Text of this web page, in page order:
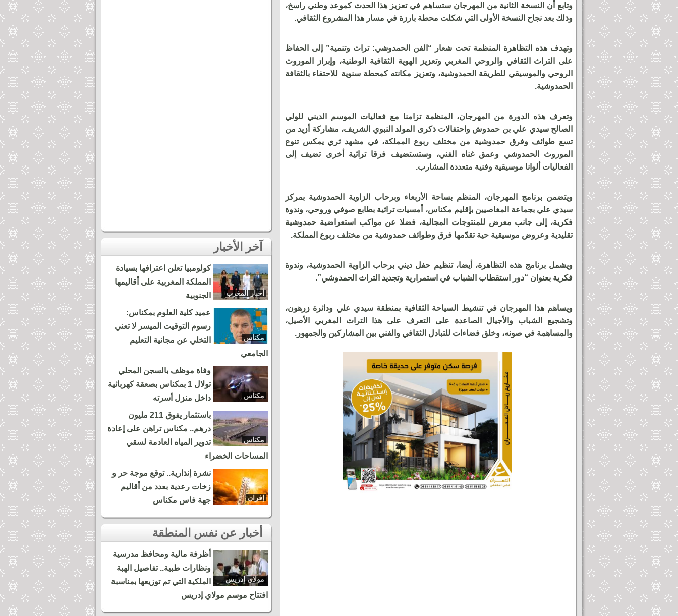
وتابع أن النسخة الثانية من المهرجان ستساهم في تعزيز هذا الحدث كموعد وطني راسخ،
وذلك بعد نجاح النسخة الأولى التي شكلت محطة بارزة في مسار هذا المشروع الثقافي.
وتهدف هذه التظاهرة المنظمة تحت شعار “الفن الحمدوشي: تراث وتنمية” إلى الحفاظ
على التراث الثقافي والروحي المغربي وتعزيز الهوية الثقافية الوطنية، وإبراز الموروث
الروحي والموسيقي للطريقة الحمدوشية، وتعزيز مكانته كمحطة سنوية للاحتفاء بالثقافة
الحمدوشية.
وتعرف هذه الدورة من المهرجان، المنظمة تزامنا مع فعاليات الموسم الديني للولي
الصالح سيدي علي بن حمدوش واحتفالات ذكرى المولد النبوي الشريف، مشاركة أزيد من
تسع طوائف وفرق حمدوشية من مختلف ربوع المملكة، في مشهد ثري يمكس تنوع
الموروث الحمدوشي وعمق غناه الفني، وستستضيف فرقا تراثية أخرى تضيف إلى
الفعاليات ألوانا موسيقية وفنية متعددة المشارب.
ويتضمن برنامج المهرجان، المنظم بساحة الأربعاء وبرحاب الزاوية الحمدوشية بمركز
سيدي علي بجماعة المغاصيين بإقليم مكناس، أمسيات تراثية بطابع صوفي وروحي، وندوة
فكرية، إلى جانب معرض للمنتوجات المجالية، فضلا عن مواكب استعراضية حمدوشية
تقليدية وعروض موسيقية حية تقدّمها فرق وطوائف حمدوشية من مختلف ربوع المملكة.
ويشمل برنامج هذه التظاهرة، أيضا، تنظيم حفل ديني برحاب الزاوية الحمدوشية، وندوة
فكرية بعنوان “دور استقطاب الشباب في استمرارية وتجديد التراث الحمدوشي”.
ويساهم هذا المهرجان في تنشيط السياحة الثقافية بمنطقة سيدي علي ودائرة زرهون،
وتشجيع الشباب والأجيال الصاعدة على التعرف على هذا التراث المغربي الأصيل،
والمساهمة في صونه، وخلق فضاءات للتبادل الثقافي والفني بين المشاركين والجمهور.
أخبار المغرب
كولومبيا تعلن اعترافها بسيادة
المملكة المغربية على أقاليمها
الجنوبية
مكناس
عميد كلية العلوم بمكناس:
رسوم التوقيت الميسر لا تعني
التخلي عن مجانية التعليم
الجامعي
مكناس
وفاة موظف بالسجن المحلي
تولال 1 بمكناس بصعقة كهربائية
داخل منزل أسرته
مكناس
باستثمار يفوق 211 مليون
درهم.. مكناس تراهن على إعادة
تدوير المياه العادمة لسقي
المساحات الخضراء
إفران
نشرة إنذارية.. توقع موجة حر و
زخات رعدية بعدد من أقاليم
جهة فاس مكناس
مولاي إدريس
زرهون
أظرفة مالية ومحافظ مدرسية
ونظارات طبية.. تفاصيل الهبة
الملكية التي تم توزيعها بمناسبة
افتتاح موسم مولاي إدريس